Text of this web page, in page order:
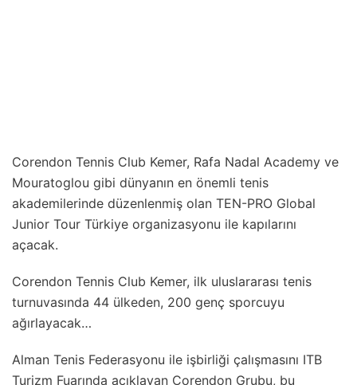
Corendon Tennis Club Kemer, Rafa Nadal Academy ve
Mouratoglou gibi dünyanın en önemli tenis
akademilerinde düzenlenmiş olan TEN-PRO Global
Junior Tour Türkiye organizasyonu ile kapılarını
açacak.
Corendon Tennis Club Kemer, ilk uluslararası tenis
turnuvasında 44 ülkeden, 200 genç sporcuyu
ağırlayacak…
Alman Tenis Federasyonu ile işbirliği çalışmasını ITB
Turizm Fuarında açıklayan Corendon Grubu, bu